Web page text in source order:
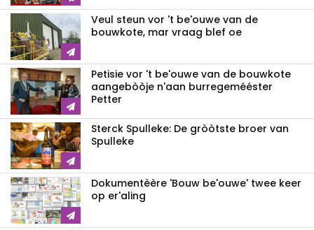
Veul steun vor 't be'ouwe van de
bouwkote, mar vraag blef oe
Petisie vor 't be'ouwe van de bouwkote
aangebòòje n'aan burregemééster
Petter
Sterck Spulleke: De gròòtste broer van
Spulleke
Dokumentèère 'Bouw be'ouwe' twee keer
op er'aling